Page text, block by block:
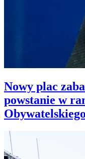
Nowy plac
powstanie w
Obywatelskiego